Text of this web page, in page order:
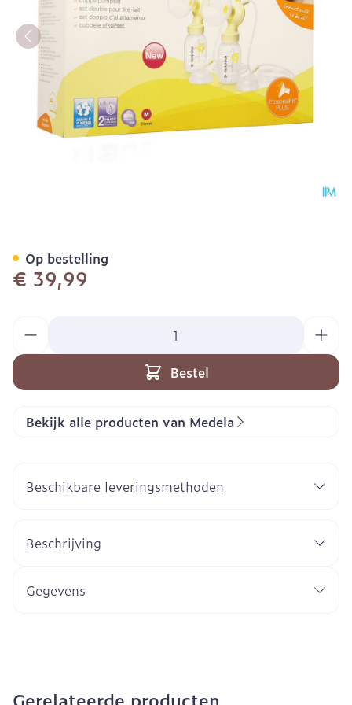
€ 39,99
Bestel
Op bestelling
Bekijk alle producten van Medela
Beschikbare leveringsmethoden
Beschrijving
Gegevens